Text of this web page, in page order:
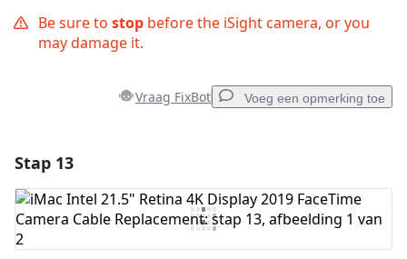
Be sure to stop before the iSight camera, or you
may damage it.
Vraag FixBot Voeg een opmerking toe
Voeg opmerking toe
Stap 13